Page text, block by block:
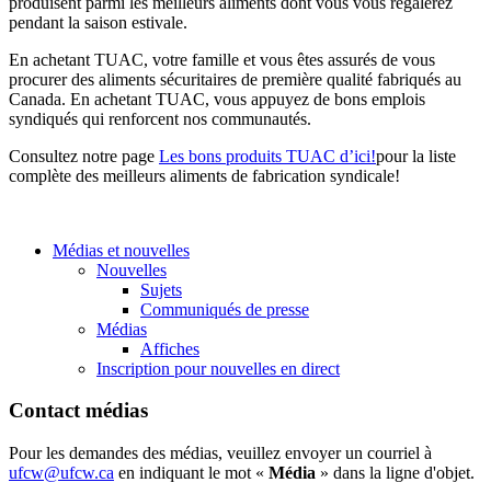
pendant la saison estivale.
En achetant TUAC, votre famille et vous êtes assurés de vous
procurer des aliments sécuritaires de première qualité fabriqués au
Canada. En achetant TUAC, vous appuyez de bons emplois
syndiqués qui renforcent nos communautés.
Consultez notre page Les bons produits TUAC d’ici!pour la liste
complète des meilleurs aliments de fabrication syndicale!
Médias et nouvelles
Nouvelles
Sujets
Communiqués de presse
Médias
Affiches
Inscription pour nouvelles en direct
Contact médias
Pour les demandes des médias, veuillez envoyer un courriel à
ufcw@ufcw.ca en indiquant le mot « Média » dans la ligne d'objet.